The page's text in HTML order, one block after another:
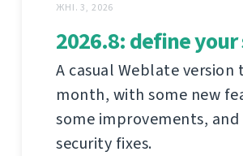
ЖНІ. 3, 2026
2026.8: define your
A casual Weblate version
month, with some new
some improvements, and
security fixes.